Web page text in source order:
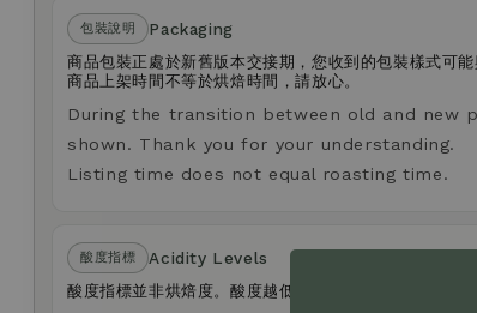
包裝說明
Packaging
商品包裝正處於新舊版本交接期，您收到的包裝樣式可能
商品上架時間不等於烘焙時間，請放心。
During the transition between old and new
shown. Thank you for your understanding.
Listing time does not equal roasting time.
酸度指標
Acidity Levels
酸度指標並非烘焙度。酸度越低，口感越沈穩厚實且不